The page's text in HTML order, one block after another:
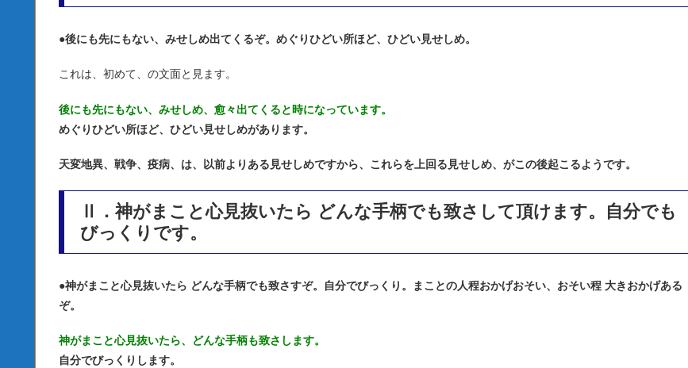
●後にも先にもない、みせしめ出てくるぞ。めぐりひどい所ほど、ひどい見せしめ。
これは、初めて、の文面と見ます。
後にも先にもない、みせしめ、愈々出てくると時になっています。
めぐりひどい所ほど、ひどい見せしめがあります。
天変地異、戦争、疫病、は、以前よりある見せしめですから、これらを上回る見せしめ、がこの後起こるようです。
Ⅱ．神がまこと心見抜いたら どんな手柄でも致さして頂けます。自分でも
びっくりです。
●神がまこと心見抜いたら どんな手柄でも致さすぞ。自分でびっくり。まことの人程おかげおそい、おそい程 大きおかげある
ぞ。
神がまこと心見抜いたら、どんな手柄も致さします。
自分でびっくりします。